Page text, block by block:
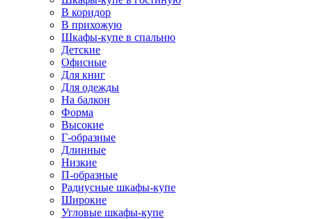
В коридор
В прихожую
Шкафы-купе в спальню
Детские
Офисные
Для книг
Для одежды
На балкон
Форма
Высокие
Г-образные
Длинные
Низкие
П-образные
Радиусные шкафы-купе
Широкие
Угловые шкафы-купе